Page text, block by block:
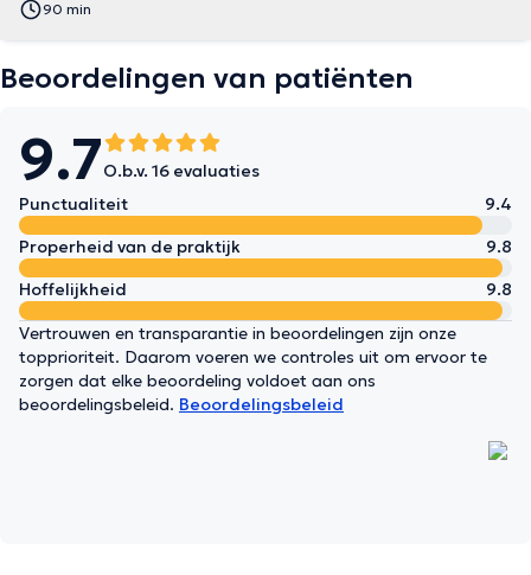
90 min
Beoordelingen van patiënten
9.7O.b.v. 16 evaluaties
Punctualiteit
9.4
Properheid van de praktijk
9.8
Hoffelijkheid
9.8
Vertrouwen en transparantie in beoordelingen zijn onze
topprioriteit. Daarom voeren we controles uit om ervoor te
zorgen dat elke beoordeling voldoet aan ons
beoordelingsbeleid. Beoordelingsbeleid